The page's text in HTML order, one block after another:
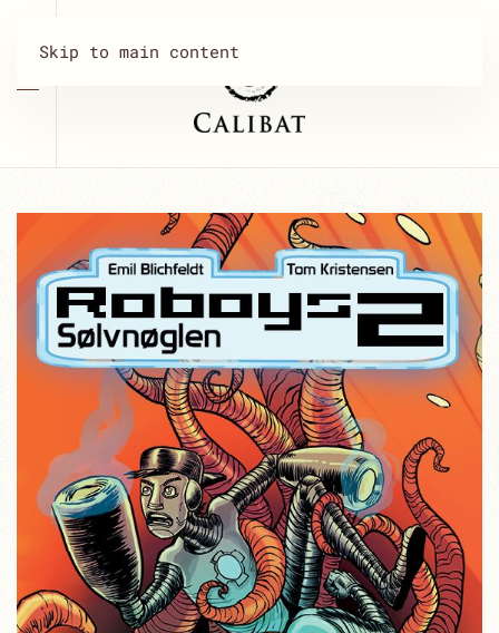
Skip to main content